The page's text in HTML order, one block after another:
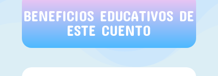
BENEFICIOS EDUCATIVOS DE
ESTE CUENTO